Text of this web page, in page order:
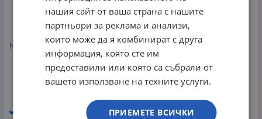
Noctua NF-A14x25 G2 PWM
chromax.black 140mm
Black вентилатор
Noctua
78.23 лв.
Noctua NT-H2 10g
Noctua
20.00 € / 39.12
Гаранция: 24 месеца
нашия сайт от ваша страна с нашите
партньори за реклама и анализи,
които може да я комбинират с друга
информация, която сте им
предоставили или която са събрали от
вашето използване на техните услуги.
ПРИЕМЕТЕ ВСИЧКИ